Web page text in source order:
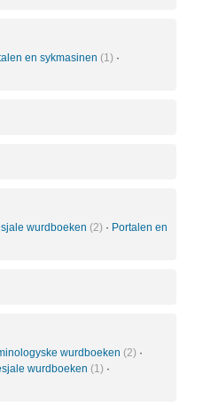
en sykmasinen (1) ·
wurdboeken (2) · Portalen en
wurdboeken (2) ·
wurdboeken (1) ·